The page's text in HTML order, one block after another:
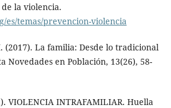
la violencia.
es/temas/prevencion-violencia
(2017). La familia: Desde lo tradicional
Novedades en Población, 13(26), 58-
VIOLENCIA INTRAFAMILIAR. Huella